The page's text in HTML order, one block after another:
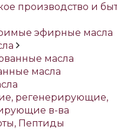
производство и
эфирные масла
масла
масла
регенерирующие,
в-ва
Пептиды